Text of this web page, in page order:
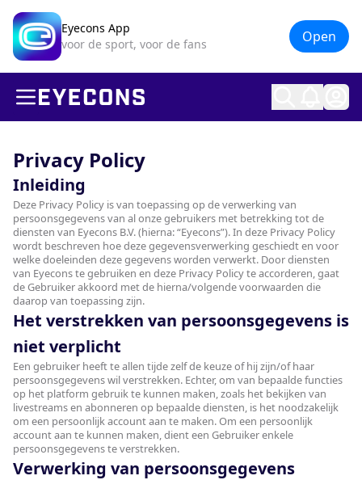
Eyecons App
voor de sport, voor de fans
Open
Privacy Policy
Inleiding
Deze Privacy Policy is van toepassing op de verwerking van
persoonsgegevens van al onze gebruikers met betrekking tot de
diensten van Eyecons B.V. (hierna: “Eyecons”). In deze Privacy Policy
wordt beschreven hoe deze gegevensverwerking geschiedt en voor
welke doeleinden deze gegevens worden verwerkt. Door diensten
van Eyecons te gebruiken en deze Privacy Policy te accorderen, gaat
de Gebruiker akkoord met de hierna/volgende voorwaarden die
daarop van toepassing zijn.
Het verstrekken van persoonsgegevens is
niet verplicht
Een gebruiker heeft te allen tijde zelf de keuze of hij zijn/of haar
persoonsgegevens wil verstrekken. Echter, om van bepaalde functies
op het platform gebruik te kunnen maken, zoals het bekijken van
livestreams en abonneren op bepaalde diensten, is het noodzakelijk
om een persoonlijk account aan te maken. Om een persoonlijk
account aan te kunnen maken, dient een Gebruiker enkele
persoonsgegevens te verstrekken.
Verwerking van persoonsgegevens